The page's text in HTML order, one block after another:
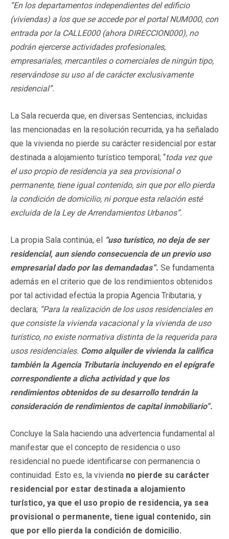
“En los departamentos independientes del edificio
(viviendas) a los que se accede por el portal NUM000, con
entrada por la CALLE000 (ahora DIRECCION000), no
podrán ejercerse actividades profesionales,
empresariales, mercantiles o comerciales de ningún tipo,
reservándose su uso al de carácter exclusivamente
residencial”.
La Sala recuerda que, en diversas Sentencias, incluidas
las mencionadas en la resolución recurrida, ya ha señalado
que la vivienda no pierde su carácter residencial por estar
destinada a alojamiento turístico temporal; “toda vez que
el uso propio de residencia ya sea provisional o
permanente, tiene igual contenido, sin que por ello pierda
la condición de domicilio, ni porque esta relación esté
excluida de la Ley de Arrendamientos Urbanos”.
La propia Sala continúa, el “uso turístico, no deja de ser
residencial, aun siendo consecuencia de un previo uso
empresarial dado por las demandadas”. Se fundamenta
además en el criterio que de los rendimientos obtenidos
por tal actividad efectúa la propia Agencia Tributaria, y
declara; “Para la realización de los usos residenciales en
que consiste la vivienda vacacional y la vivienda de uso
turístico, no existe normativa distinta de la requerida para
usos residenciales. Como alquiler de vivienda la califica
también la Agencia Tributaria incluyendo en el epígrafe
correspondiente a dicha actividad y que los
rendimientos obtenidos de su desarrollo tendrán la
consideración de rendimientos de capital inmobiliario”.
Concluye la Sala haciendo una advertencia fundamental al
manifestar que el concepto de residencia o uso
residencial no puede identificarse con permanencia o
continuidad. Esto es, la vivienda no pierde su carácter
residencial por estar destinada a alojamiento
turístico, ya que el uso propio de residencia, ya sea
provisional o permanente, tiene igual contenido, sin
que por ello pierda la condición de domicilio.